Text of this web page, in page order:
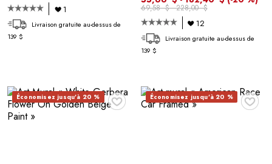
1
Livraison gratuite au-dessus de
139 $
69,58 $ - 228,00 $
12
Livraison gratuite au-dessus de
139 $
♥
Économisez jusqu'à 20 % ♥
Économisez jusqu'à 20 %